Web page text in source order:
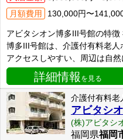
月額費用
130,000円〜
アビタシオン博多III号館の特
博多III号館は、介護付有料老
アクセスしやすい、周辺は自然
詳細情報 を見る
介護付有料老
アビタシ
(株)アビタシ
福岡県福岡